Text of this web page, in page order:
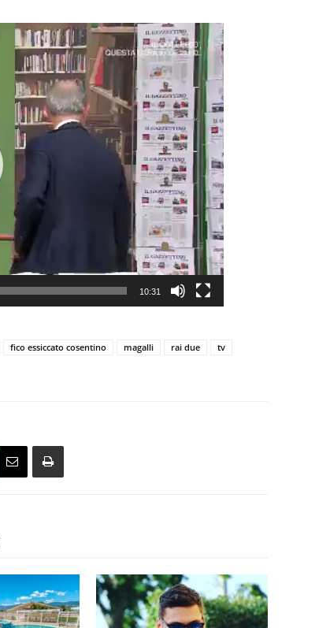
10:31
fico essiccato cosentino magalli rai due
tv